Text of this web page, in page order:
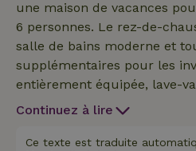
une maison de vacances
6 personnes. Le rez-de-
salle de bains moderne et
supplémentaires pour les
entièrement équipée, lave-
salon-salle à manger, très
cave à vin te réserve des
Continuez à lire
Ce texte est traduite